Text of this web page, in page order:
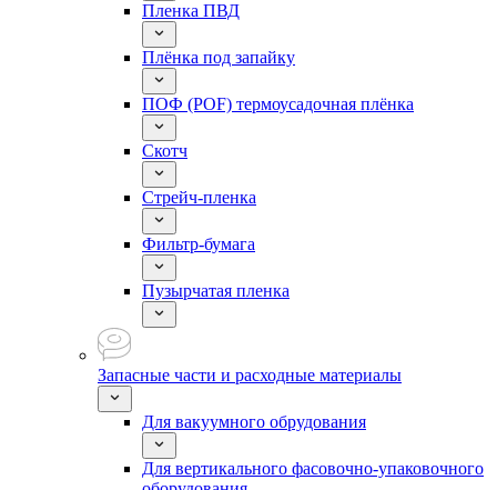
Пленка ПВД
Плёнка под запайку
ПОФ (POF) термоусадочная плёнка
Скотч
Стрейч-пленка
Фильтр-бумага
Пузырчатая пленка
Запасные части и расходные материалы
Для вакуумного обрудования
Для вертикального фасовочно-упаковочного